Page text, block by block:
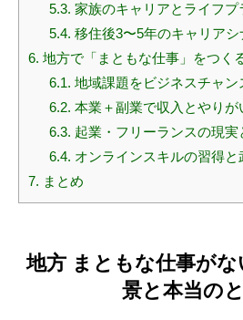
5.3. 家族のキャリアとライフ
5.4. 移住後3〜5年のキャリアシ
6. 地方で「まともな仕事」をつく
6.1. 地域課題をビジネスチャン
6.2. 本業＋副業で収入とやりが
6.3. 起業・フリーランスの現実
6.4. オンラインスキルの習得
7. まとめ
地方 まともな仕事が
景と本当の